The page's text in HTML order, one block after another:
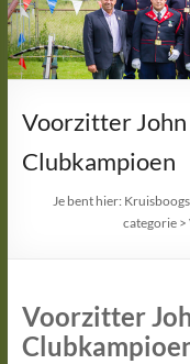
Voorzitter John
Clubkampioen
Je bent hier:
categorie >
Voorzitter